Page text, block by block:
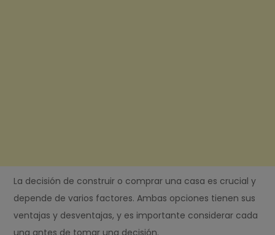
La decisión de construir o comprar una casa es crucial y
depende de varios factores. Ambas opciones tienen sus
ventajas y desventajas, y es importante considerar cada
una antes de tomar una decisión.